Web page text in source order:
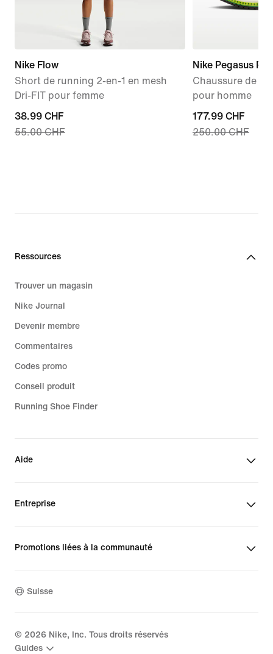
Nike Flow
Short de running 2-en-1 en mesh
Dri-FIT pour femme
current
price
38.99 CHF
55.00 CHF
Nike Pegasus
Chaussure de
pour homme
current
price
177.99 CHF
250.00 CHF
Ressources
Trouver un magasin
Nike Journal
Devenir membre
Commentaires
Codes promo
Conseil produit
Running Shoe Finder
Aide
Entreprise
Promotions liées à la communauté
Suisse
© 2026 Nike, Inc. Tous droits réservés
Guides